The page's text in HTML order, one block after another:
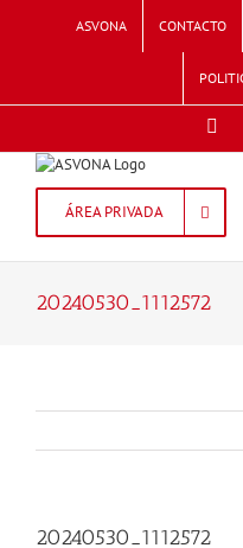
ASVONA CONTACTO
ÁREA PRIVADA
20240530_1112572
20240530_1112572